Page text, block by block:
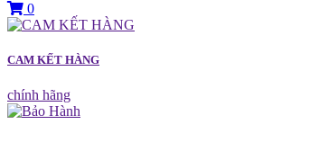
0
CAM KẾT HÀNG
chính hãng